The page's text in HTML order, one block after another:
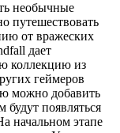
необычные
путешествовать
от вражеских
дает
коллекцию из
геймеров
можно добавить
появляться
начальном этапе